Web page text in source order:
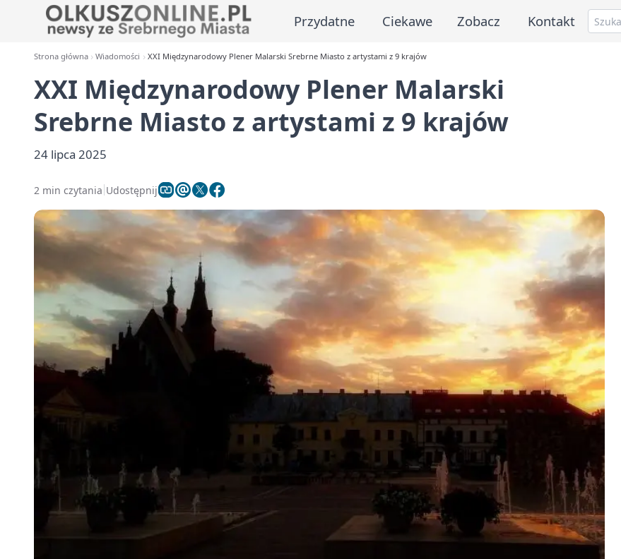
Przydatne Ciekawe Zobacz Kontakt
Strona główna Wiadomości XXI Międzynarodowy Plener Malarski Srebrne Miasto z artystami z 9 krajów
XXI Międzynarodowy Plener Malarski
Srebrne Miasto z artystami z 9 krajów
24 lipca 2025
2 min czytania Udostępnij